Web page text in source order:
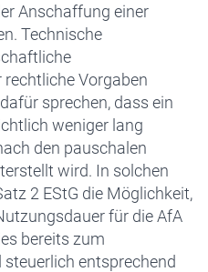
Anschaffung einer
Technische
Vorgaben
sprechen, dass ein
weniger lang
den pauschalen
wird. In solchen
2 EStG die Möglichkeit,
für die AfA
bereits zum
entsprechend